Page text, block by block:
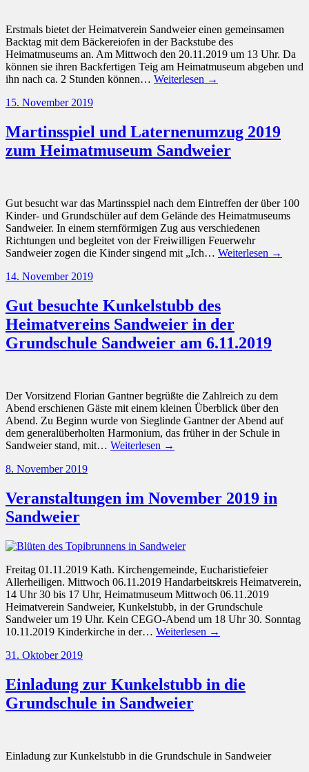
Erstmals bietet der Heimatverein Sandweier einen gemeinsamen
Backtag mit dem Bäckereiofen in der Backstube des
Heimatmuseums an. Am Mittwoch den 20.11.2019 um 13 Uhr. Da
können sie ihren Backfertigen Teig am Heimatmuseum abgeben und
ihn nach ca. 2 Stunden können… Weiterlesen →
15. November 2019
Martinsspiel und Laternenumzug 2019
zum Heimatmuseum Sandweier
Gut besucht war das Martinsspiel nach dem Eintreffen der über 100
Kinder- und Grundschüler auf dem Gelände des Heimatmuseums
Sandweier. In einem sternförmigen Zug aus verschiedenen
Richtungen und begleitet von der Freiwilligen Feuerwehr
Sandweier zogen die Kinder singend mit „Ich… Weiterlesen →
14. November 2019
Gut besuchte Kunkelstubb des
Heimatvereins Sandweier in der
Grundschule Sandweier am 6.11.2019
Der Vorsitzend Florian Gantner begrüßte die Zahlreich zu dem
Abend erschienen Gäste mit einem kleinen Überblick über den
Abend. Zu Beginn wurde von Sieglinde Gantner der Abend auf
dem generalüberholten Harmonium, das früher in der Schule in
Sandweier stand, mit… Weiterlesen →
8. November 2019
Veranstaltungen im November 2019 in
Sandweier
Freitag 01.11.2019 Kath. Kirchengemeinde, Eucharistiefeier
Allerheiligen. Mittwoch 06.11.2019 Handarbeitskreis Heimatverein,
14 Uhr 30 bis 17 Uhr, Heimatmuseum Mittwoch 06.11.2019
Heimatverein Sandweier, Kunkelstubb, in der Grundschule
Sandweier um 19 Uhr. Kein CEGO-Abend um 18 Uhr 30. Sonntag
10.11.2019 Kinderkirche in der… Weiterlesen →
31. Oktober 2019
Einladung zur Kunkelstubb in die
Grundschule in Sandweier
Einladung zur Kunkelstubb in die Grundschule in Sandweier